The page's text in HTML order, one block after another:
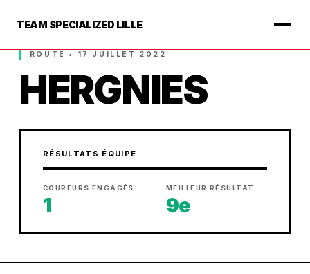
TEAM SPECIALIZED LILLE
ROUTE • 17 JUILLET 2022
HERGNIES
RÉSULTATS ÉQUIPE
COUREURS ENGAGÉS
1
MEILLEUR RÉSULTAT
9e